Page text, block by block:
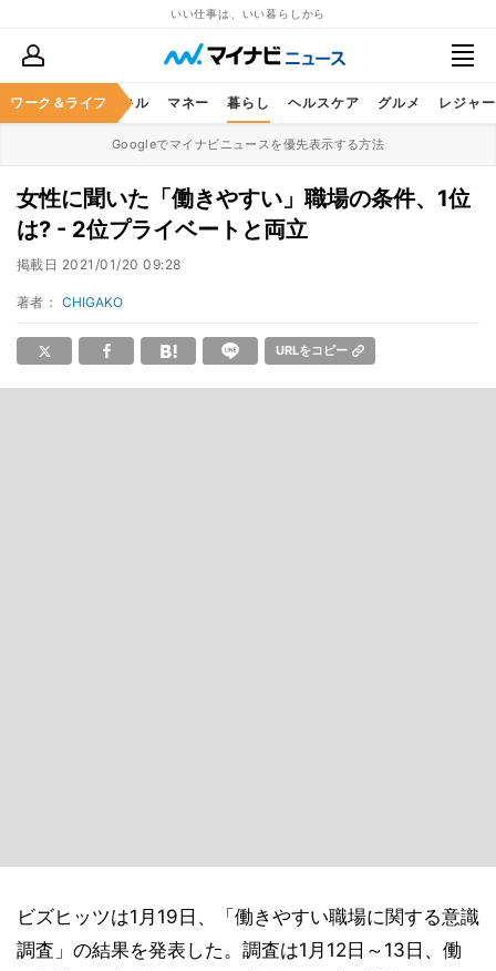
いい仕事は、いい暮らしから
ワーク＆ライフ
ア ビジネススキル マネー 暮らし ヘルスケア グルメ レジャー
Googleでマイナビニュースを優先表示する方法
女性に聞いた「働きやすい」職場の条件、1位
は? - 2位プライベートと両立
掲載日 2021/01/20 09:28
著者： CHIGAKO
URLをコピー
ビズヒッツは1月19日、「働きやすい職場に関する意識
調査」の結果を発表した。調査は1月12日～13日、働